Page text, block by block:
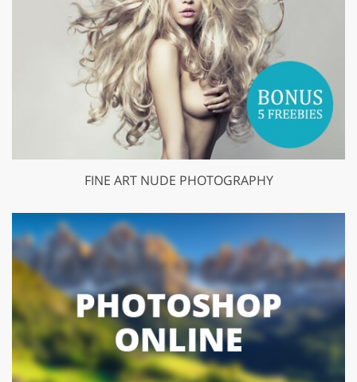
FINE ART NUDE PHOTOGRAPHY